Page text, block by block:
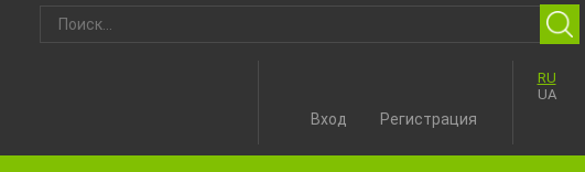
RU
UA
Вход Регистрация